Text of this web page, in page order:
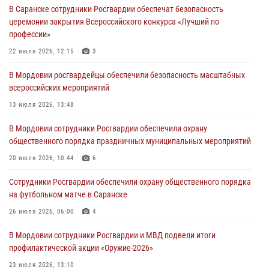
В Саранске по обращению жителей правоохранители отреагировали
незамедлительно
05 августа 2026, 15:04
подозреваемого в причинении телесных повреждений супруге
05 августа 2026, 12:34
проведения масштабного праздника в Темникове
05 августа 2026, 09:04 4
разрешительной работы передал очередную партию вооружения в
зону СВО
04 августа 2026, 11:13
В Саранске сотрудники Росгвардии обеспечат безопасность
церемонии закрытия Всероссийского конкурса «Лучший по
профессии»
22 июля 2026, 12:15 3
В Мордовии росгвардейцы обеспечили безопасность масштабных
всероссийских мероприятий
13 июля 2026, 13:48
В Мордовии сотрудники Росгвардии обеспечили охрану
общественного порядка праздничных муниципальных мероприятий
20 июля 2026, 10:44 6
Сотрудники Росгвардии обеспечили охрану общественного порядка
на футбольном матче в Саранске
26 июля 2026, 06:00 4
В Мордовии сотрудники Росгвардии и МВД подвели итоги
профилактической акции «Оружие‑2026»
23 июля 2026, 13:10